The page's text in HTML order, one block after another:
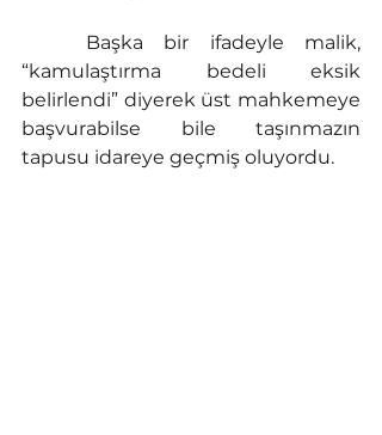
“kamulaştırma bedeli eksik
belirlendi” diyerek üst mahkemeye
başvurabilse bile taşınmazın
tapusu idareye geçmiş oluyordu.